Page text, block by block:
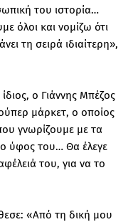
του ιστορία…
όλοι και νομίζω ότι
τη σειρά ιδιαίτερη»,
ο Γιάννης Μπέζος
μάρκετ, ο οποίος
γνωρίζουμε με τα
ύφος του… Θα έλεγε
του, για να το
«Από τη δική μου